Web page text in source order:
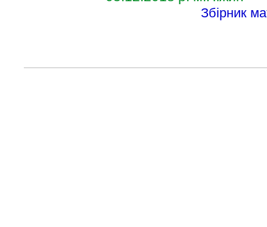
Збірник